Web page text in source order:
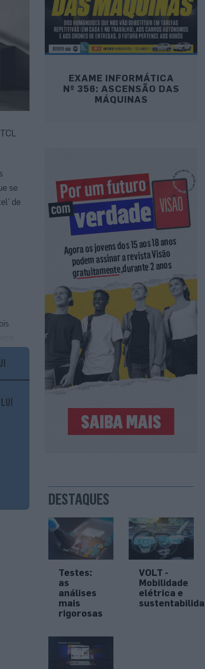
se
de
EXAME INFORMÁTICA
Nº 356: ASCENSÃO DAS
MÁQUINAS
DESTAQUES
Testes:
as
análises
mais
rigorosas
VOLT -
Mobilidade
elétrica e